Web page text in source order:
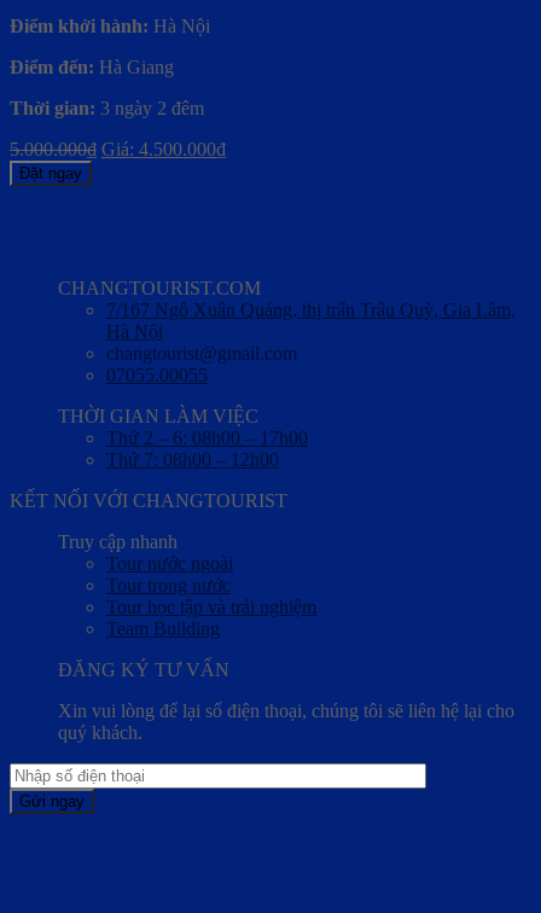
Điểm khởi hành: Hà Nội
Điểm đến: Hà Giang
Thời gian: 3 ngày 2 đêm
5.000.000₫ Giá: 4.500.000₫
Đặt ngay
CHANGTOURIST.COM
7/167 Ngô Xuân Quảng, thị trấn Trâu Quỳ, Gia Lâm,
Hà Nội
changtourist@gmail.com
07055.00055
THỜI GIAN LÀM VIỆC
Thứ 2 – 6: 08h00 – 17h00
Thứ 7: 08h00 – 12h00
KẾT NỐI VỚI CHANGTOURIST
Truy cập nhanh
Tour nước ngoài
Tour trong nước
Tour học tập và trải nghiệm
Team Building
ĐĂNG KÝ TƯ VẤN
Xin vui lòng để lại số điện thoại, chúng tôi sẽ liên hệ lại cho
quý khách.